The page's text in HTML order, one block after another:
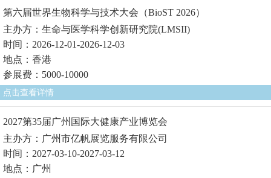
第六届世界生物科学与技术大会（BioST 2026）
主办方：生命与医学科学创新研究院(LMSII)
时间：2026-12-01-2026-12-03
地点：香港
参展费：5000-10000
点击查看详情
2027第35届广州国际大健康产业博览会
主办方：广州市亿帆展览服务有限公司
时间：2027-03-10-2027-03-12
地点：广州